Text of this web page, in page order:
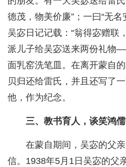
德茂，物美价廉”；一曰“无名
吴宓日记记载：“翁得宓赠联
派儿子给吴宓送来两份礼物
面乳窑洗笔皿。在离开蒙自
贝归还给雷氏，并且还写了
他，作为纪念。
三、教书育人，谈笑鸿儒
在蒙自期间，吴宓的父
信。1938年5月1日吴宓的父